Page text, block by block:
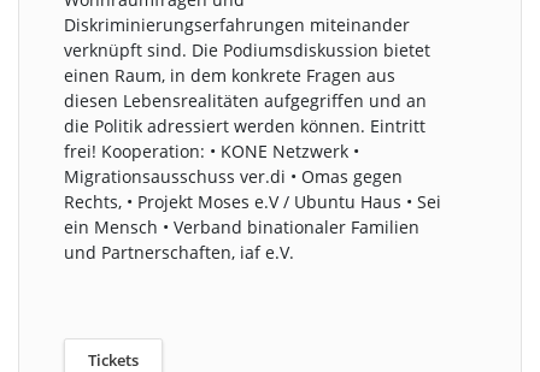
Diskriminierungserfahrungen miteinander
verknüpft sind. Die Podiumsdiskussion bietet
einen Raum, in dem konkrete Fragen aus
diesen Lebensrealitäten aufgegriffen und an
die Politik adressiert werden können. Eintritt
frei! Kooperation: • KONE Netzwerk •
Migrationsausschuss ver.di • Omas gegen
Rechts, • Projekt Moses e.V / Ubuntu Haus • Sei
ein Mensch • Verband binationaler Familien
und Partnerschaften, iaf e.V.
Tickets